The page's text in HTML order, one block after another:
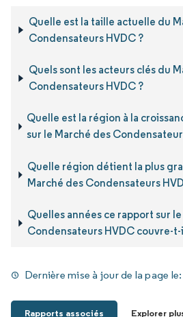
Quelle est la taille actuelle du
Condensateurs HVDC ?
Quels sont les acteurs clés du
Condensateurs HVDC ?
Quelle est la région à la
sur le Marché des
Quelle région détient la plus
Marché des Condensateurs
Quelles années ce rapport sur
Condensateurs HVDC couvre-t-
Dernière mise à jour de la page le:
Rapports associés Explorer